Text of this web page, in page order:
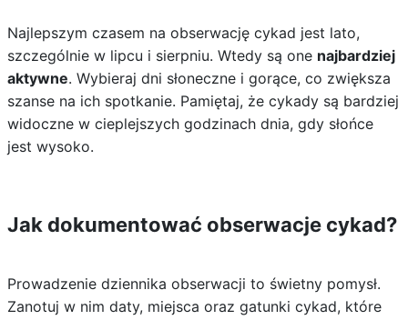
Najlepszym czasem na obserwację cykad jest lato,
szczególnie w lipcu i sierpniu. Wtedy są one najbardziej
aktywne. Wybieraj dni słoneczne i gorące, co zwiększa
szanse na ich spotkanie. Pamiętaj, że cykady są bardziej
widoczne w cieplejszych godzinach dnia, gdy słońce
jest wysoko.
Jak dokumentować obserwacje cykad?
Prowadzenie dziennika obserwacji to świetny pomysł.
Zanotuj w nim daty, miejsca oraz gatunki cykad, które